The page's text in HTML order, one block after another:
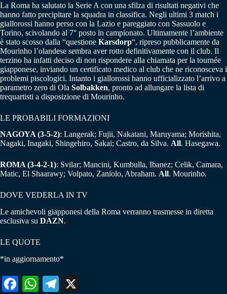
La Roma ha salutato la Serie A con una sfilza di risultati negativi che
hanno fatto precipitare la squadra in classifica. Negli ultimi 3 match i
giallorossi hanno perso con la Lazio e pareggiato con Sassuolo e
Torino, scivolando al 7° posto in campionato. Ultimamente l’ambiente
è stato scosso dalla “questione Karsdorp“, ripreso pubblicamente da
Mourinho l’olandese sembra aver rotto definitivamente con il club. Il
terzino ha infatti deciso di non rispondere alla chiamata per la tournée
giapponese, inviando un certificato medico al club che ne riconosceva i
problemi piscologici. Intanto i giallorossi hanno ufficializzato l’arrivo a
parametro zero di Ola Solbakken, pronto ad allungare la lista di
trequartisti a disposizione di Mourinho.
LE PROBABILI FORMAZIONI
NAGOYA (3-5-2): Langerak; Fujii, Nakatani, Maruyama; Morishita,
Nagaki, Inagaki, Shingehiro, Sakai; Castro, da Silva. All. Hasegawa.
ROMA (3-4-2-1): Svilar; Mancini, Kumbulla, Ibanez; Celik, Camara,
Matic, El Shaarawy; Volpato, Zaniolo, Abraham. All. Mourinho.
DOVE VEDERLA IN TV
Le amichevoli giapponesi della Roma verranno trasmesse in diretta
esclusiva su DAZN.
LE QUOTE
*in aggiornamento*
Fa W
Te